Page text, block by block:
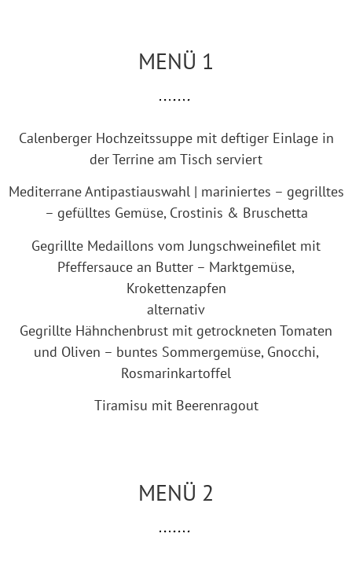
MENÜ 1
Calenberger Hochzeitssuppe mit deftiger Einlage in
der Terrine am Tisch serviert
Mediterrane Antipastiauswahl | mariniertes – gegrilltes
– gefülltes Gemüse, Crostinis & Bruschetta
Gegrillte Medaillons vom Jungschweinefilet mit
Pfeffersauce an Butter – Marktgemüse,
Krokettenzapfen
alternativ
Gegrillte Hähnchenbrust mit getrockneten Tomaten
und Oliven – buntes Sommergemüse, Gnocchi,
Rosmarinkartoffel
Tiramisu mit Beerenragout
MENÜ 2